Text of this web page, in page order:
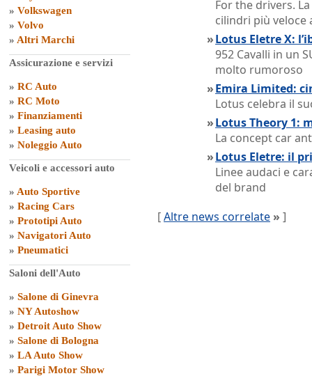
» Volkswagen
» Volvo
» Altri Marchi
Assicurazione e servizi
» RC Auto
» RC Moto
» Finanziamenti
» Leasing auto
» Noleggio Auto
Veicoli e accessori auto
» Auto Sportive
» Racing Cars
» Prototipi Auto
» Navigatori Auto
» Pneumatici
Saloni dell'Auto
» Salone di Ginevra
» NY Autoshow
» Detroit Auto Show
» Salone di Bologna
» LA Auto Show
» Parigi Motor Show
For the drivers.
cilindri più veloce
»Lotus Eletre X:
952 Cavalli in un
molto rumoroso
»Emira Limited:
Lotus celebra il
»Lotus Theory 1:
La concept car
»Lotus Eletre: il
Linee audaci e
del brand
[Altre news correlate » ]